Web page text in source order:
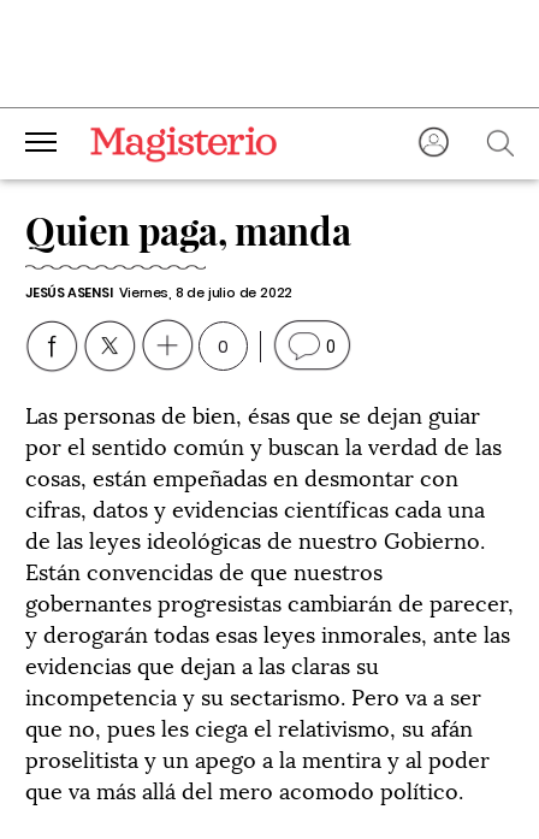
Quien paga, manda
JESÚS ASENSI Viernes, 8 de julio de 2022
0 0
Las personas de bien, ésas que se dejan guiar
por el sentido común y buscan la verdad de las
cosas, están empeñadas en desmontar con
cifras, datos y evidencias científicas cada una
de las leyes ideológicas de nuestro Gobierno.
Están convencidas de que nuestros
gobernantes progresistas cambiarán de parecer,
y derogarán todas esas leyes inmorales, ante las
evidencias que dejan a las claras su
incompetencia y su sectarismo. Pero va a ser
que no, pues les ciega el relativismo, su afán
proselitista y un apego a la mentira y al poder
que va más allá del mero acomodo político.